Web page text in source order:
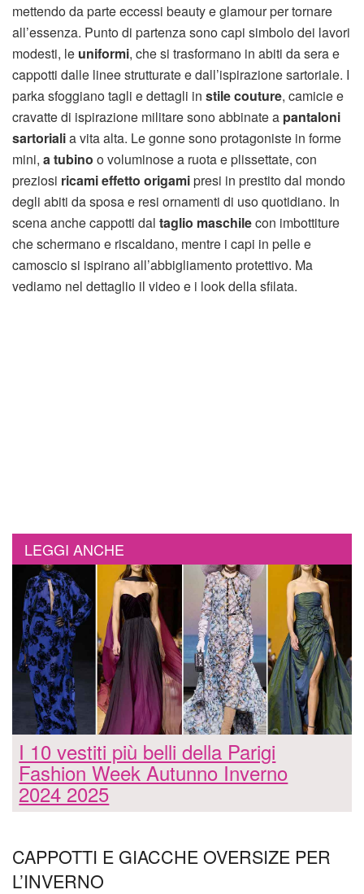
mettendo da parte eccessi beauty e glamour per tornare
all’essenza. Punto di partenza sono capi simbolo dei lavori
modesti, le uniformi, che si trasformano in abiti da sera e
cappotti dalle linee strutturate e dall’ispirazione sartoriale. I
parka sfoggiano tagli e dettagli in stile couture, camicie e
cravatte di ispirazione militare sono abbinate a pantaloni
sartorialia vita alta. Le gonne sono protagoniste in forme
mini, a tubino o voluminose a ruota e plissettate, con
preziosi ricami effetto origamipresi in prestito dal mondo
degli abiti da sposa e resi ornamenti di uso quotidiano. In
scena anche cappotti dal taglio maschilecon imbottiture
che schermano e riscaldano, mentre i capi in pelle e
camoscio si ispirano all’abbigliamento protettivo. Ma
vediamo nel dettaglio il video e i look della sfilata.
LEGGI ANCHE
I 10 vestiti più belli della Parigi
Fashion Week Autunno Inverno
2024 2025
CAPPOTTI E GIACCHE OVERSIZE PER
L’INVERNO